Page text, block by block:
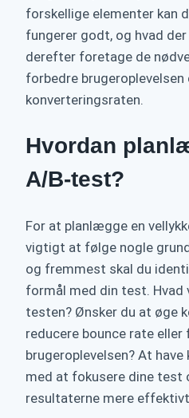
forskellige elementer kan
fungerer godt, og hvad
derefter foretage de
forbedre brugeroplevelsen
konverteringsraten.
Hvordan
A/B-test?
For at planlægge en
vigtigt at følge nogle
og fremmest skal du
formål med din test. Hvad
testen? Ønsker du at øge
reducere bounce rate eller
brugeroplevelsen? At
med at fokusere dine test
resultaterne mere